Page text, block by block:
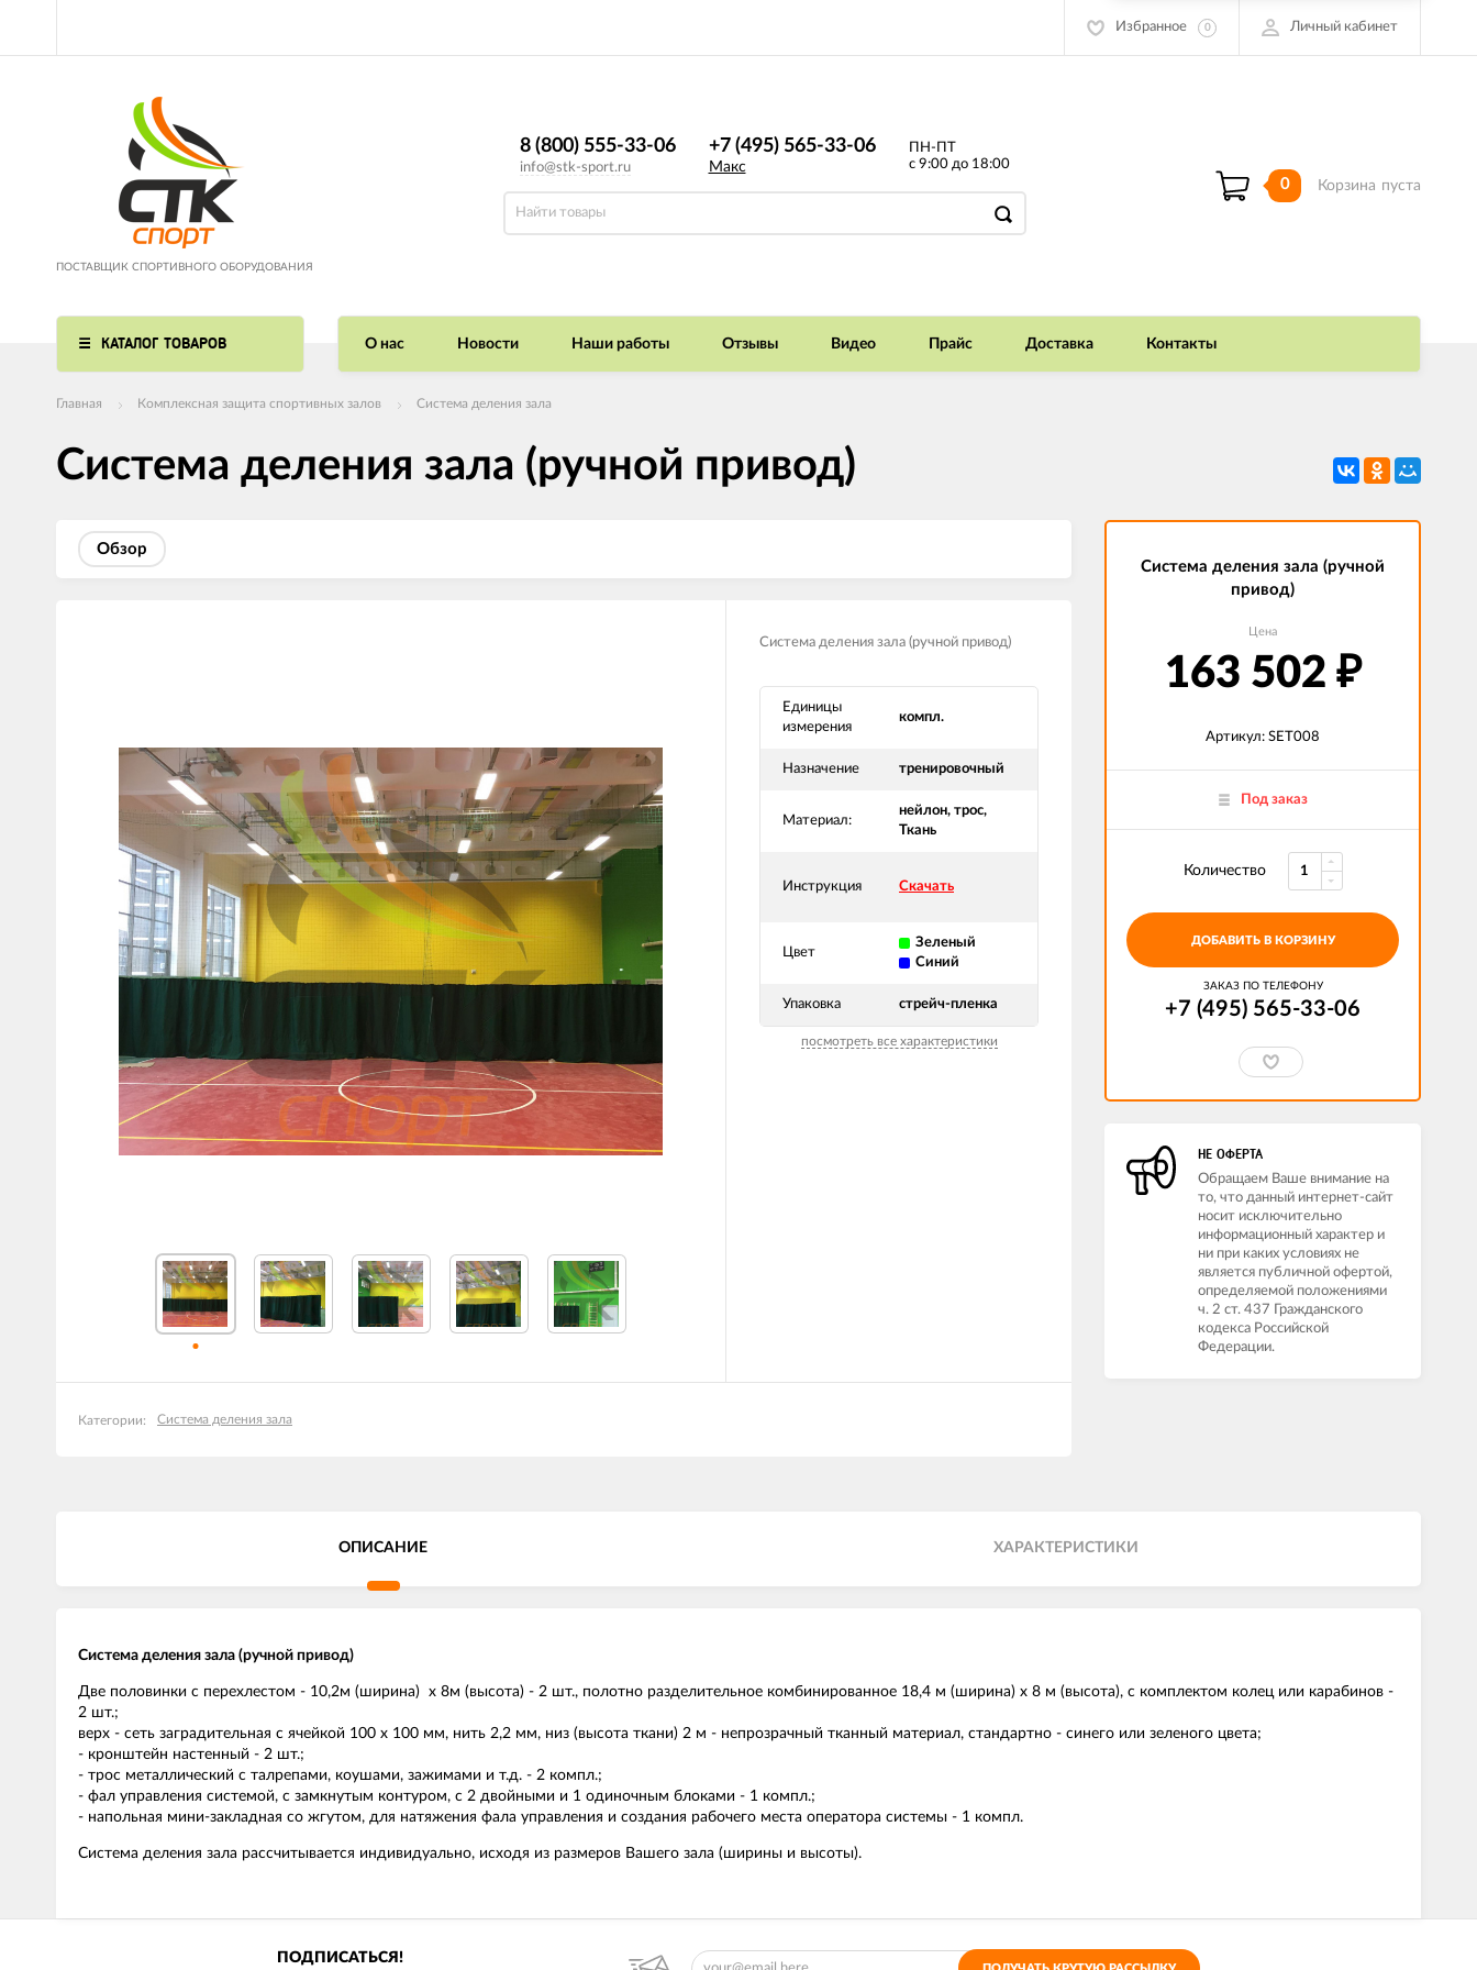
Избранное 0 Личный кабинет
ПОСТАВЩИК СПОРТИВНОГО ОБОРУДОВАНИЯ
8 (800) 555-33-06
info@stk-sport.ru
+7 (495) 565-33-06
Макс
ПН-ПТ
с 9:00 до 18:00
0 Корзина пуста
КАТАЛОГ ТОВАРОВ О нас Новости Наши работы Отзывы Видео Прайс Доставка Контакты
Главная Комплексная защита спортивных залов Система деления зала
Система деления зала (ручной привод)
Обзор
Система деления зала (ручной привод)
Единицы
измерения
компл.
Назначение тренировочный
Материал:
нейлон, трос,
Ткань
Инструкция Скачать
Цвет
Зеленый
Синий
Упаковка стрейч-пленка
посмотреть все характеристики
Категории: Система деления зала
Система деления зала (ручной
привод)
Цена
163 502 ₽
Артикул: SET008
Под заказ
Количество
ДОБАВИТЬ В КОРЗИНУ
ЗАКАЗ ПО ТЕЛЕФОНУ
+7 (495) 565-33-06
НЕ ОФЕРТА
Обращаем Ваше внимание на
то, что данный интернет-сайт
носит исключительно
информационный характер и
ни при каких условиях не
является публичной офертой,
определяемой положениями
ч. 2 ст. 437 Гражданского
кодекса Российской
Федерации.
ОПИСАНИЕ ХАРАКТЕРИСТИКИ
Система деления зала (ручной привод)
Две половинки с перехлестом - 10,2м (ширина) х 8м (высота) - 2 шт., полотно разделительное комбинированное 18,4 м (ширина) х 8 м (высота), с комплектом колец или карабинов -
2 шт.;
верх - сеть заградительная с ячейкой 100 х 100 мм, нить 2,2 мм, низ (высота ткани) 2 м - непрозрачный тканный материал, стандартно - синего или зеленого цвета;
- кронштейн настенный - 2 шт.;
- трос металлический с талрепами, коушами, зажимами и т.д. - 2 компл.;
- фал управления системой, с замкнутым контуром, с 2 двойными и 1 одиночным блоками - 1 компл.;
- напольная мини-закладная со жгутом, для натяжения фала управления и создания рабочего места оператора системы - 1 компл.
Система деления зала рассчитывается индивидуально, исходя из размеров Вашего зала (ширины и высоты).
ПОДПИСАТЬСЯ!